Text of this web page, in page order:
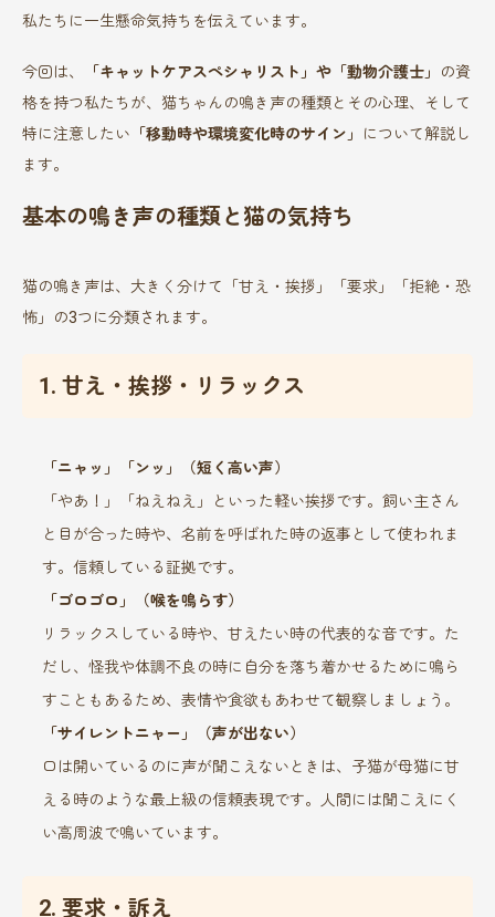
私たちに一生懸命気持ちを伝えています。
今回は、 「キャットケアスペシャリスト」や「動物介護士」
の資
格を持つ私たちが、猫ちゃんの鳴き声の種類とその心理、そして
特に注意したい 「移動時や環境変化時のサイン」
について解説し
ます。
基本の鳴き声の種類と猫の気持ち
猫の鳴き声は、大きく分けて「甘え・挨拶」「要求」「拒絶・恐
怖」の3つに分類されます。
1. 甘え・挨拶・リラックス
「ニャッ」「ンッ」（短く高い声）
「やあ！」「ねえねえ」といった軽い挨拶です。飼い主さん
と目が合った時や、名前を呼ばれた時の返事として使われま
す。信頼している証拠です。
「ゴロゴロ」（喉を鳴らす）
リラックスしている時や、甘えたい時の代表的な音です。た
だし、怪我や体調不良の時に自分を落ち着かせるために鳴ら
すこともあるため、表情や食欲もあわせて観察しましょう。
「サイレントニャー」（声が出ない）
口は開いているのに声が聞こえないときは、子猫が母猫に甘
える時のような最上級の信頼表現です。人間には聞こえにく
い高周波で鳴いています。
2. 要求・訴え